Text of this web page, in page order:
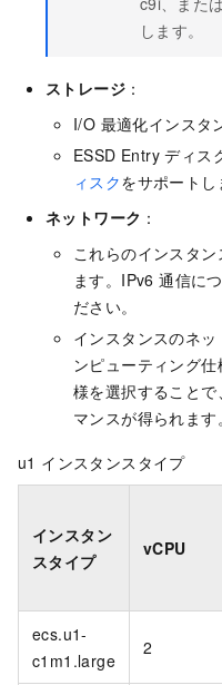
します。
ストレージ ：
I/O 最適化インスタ
ESSD Entry ディス
ィスクをサポートし
ネットワーク ：
これらのインスタ
ます。IPv6 通信に
ださい。
インスタンスのネ
ンピューティング
様を選択すること
マンスが得られます。
u1 インスタンスタイプ
インスタン
スタイプ
vCPU
ecs.u1-
c1m1.large
2